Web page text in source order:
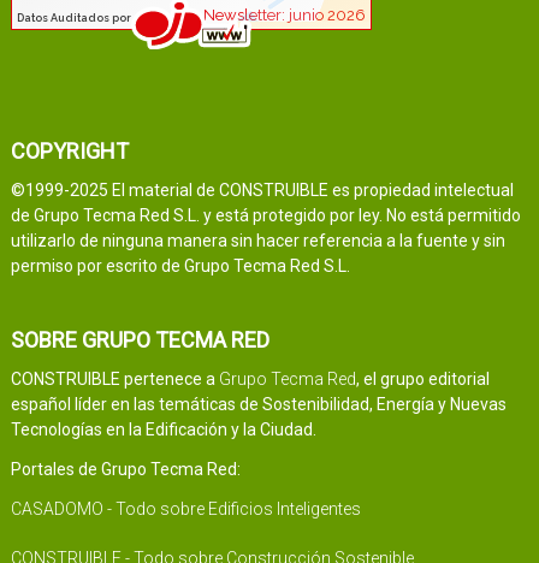
COPYRIGHT
©1999-2025 El material de CONSTRUIBLE es propiedad intelectual
de Grupo Tecma Red S.L. y está protegido por ley. No está permitido
utilizarlo de ninguna manera sin hacer referencia a la fuente y sin
permiso por escrito de Grupo Tecma Red S.L.
SOBRE GRUPO TECMA RED
CONSTRUIBLE pertenece a Grupo Tecma Red, el grupo editorial
español líder en las temáticas de Sostenibilidad, Energía y Nuevas
Tecnologías en la Edificación y la Ciudad.
Portales de Grupo Tecma Red:
CASADOMO - Todo sobre Edificios Inteligentes
CONSTRUIBLE - Todo sobre Construcción Sostenible